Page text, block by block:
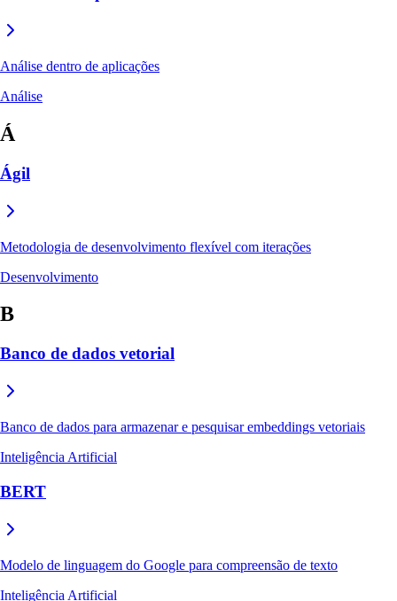
Análise dentro de aplicações
Análise
Á
Ágil
Metodologia de desenvolvimento flexível com iterações
Desenvolvimento
B
Banco de dados vetorial
Banco de dados para armazenar e pesquisar embeddings vetoriais
Inteligência Artificial
BERT
Modelo de linguagem do Google para compreensão de texto
Inteligência Artificial